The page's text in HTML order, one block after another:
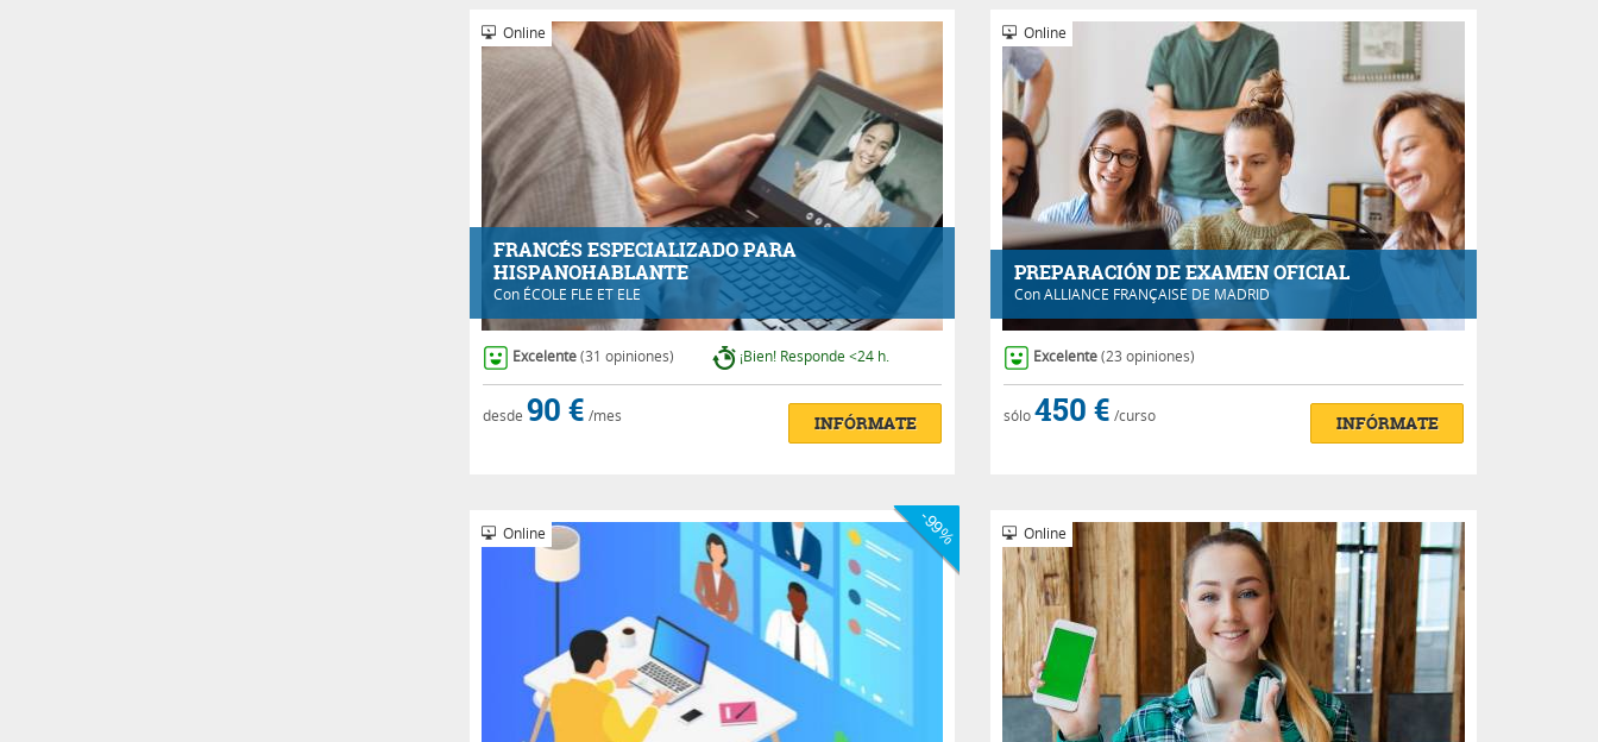
FRANCÉS ESPECIALIZADO PARA
HISPANOHABLANTE
Con ÉCOLE FLE ET ELE
Online
Excelente (31 opiniones) ¡Bien! Responde <24 h.
desde 90 € /mes INFÓRMATE
PREPARACIÓN DE EXAMEN OFICIAL
ConALLIANCE FRANÇAISE DE MADRID
Online
Excelente (23 opiniones)
sólo450 € /curso INFÓRMATE
Online -99% Online